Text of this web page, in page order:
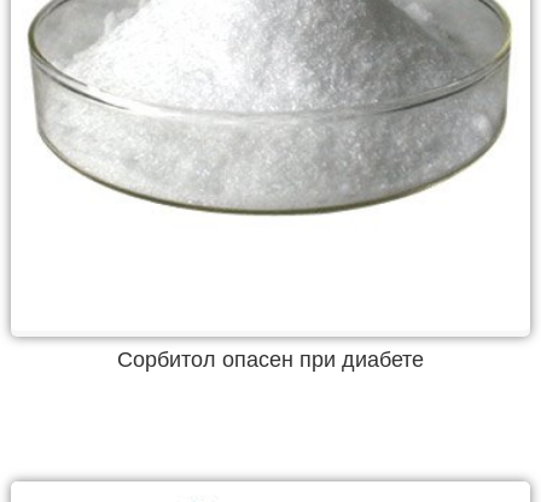
Сорбитол опасен при диабете